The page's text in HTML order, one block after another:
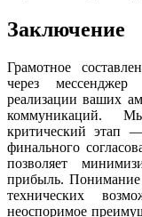
Заключение
Грамотное
через
реализации ваших
коммуникаций.
критический этап
финального
позволяет
прибыль.
технических
неоспоримое